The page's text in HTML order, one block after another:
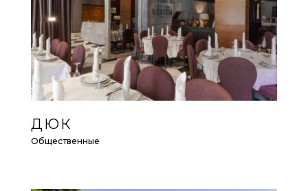
ДЮК
Общественные